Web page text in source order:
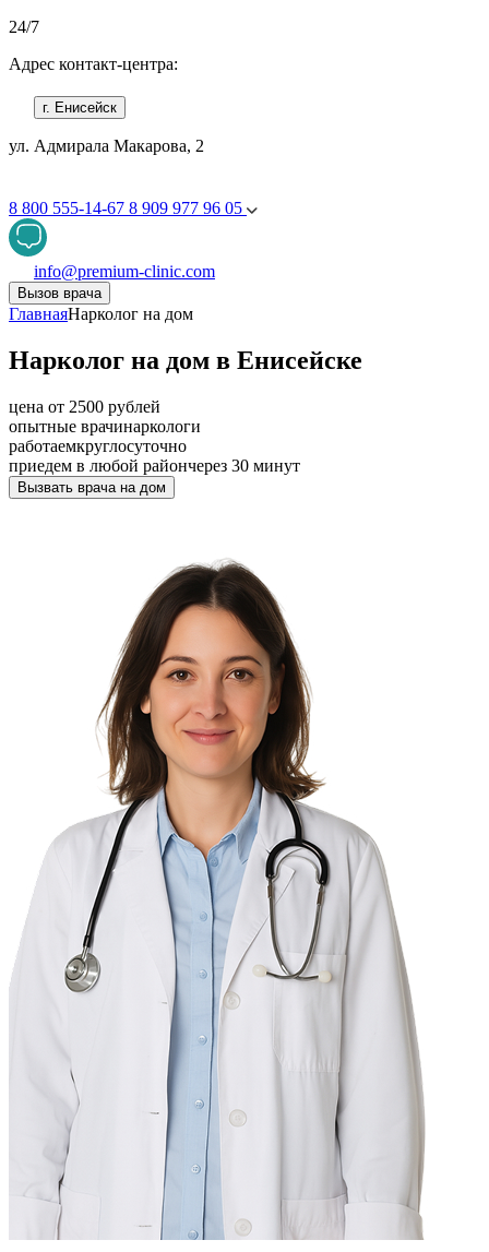
24/7
Адрес контакт-центра:
г. Енисейск
ул. Адмирала Макарова, 2
8 800 555-14-67 8 909 977 96 05
info@premium-clinic.com
Вызов врача
ГлавнаяНарколог на дом
Нарколог на дом в Енисейске
цена от 2500 рублей
опытные врачинаркологи
работаемкруглосуточно
приедем в любой райончерез 30 минут
Вызвать врача на дом